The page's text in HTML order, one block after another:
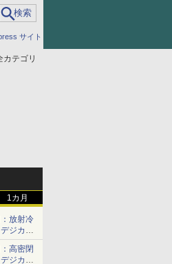
サイト
カテゴリ
1カ月
放射冷
ジカメ
高密閉
ジカメ